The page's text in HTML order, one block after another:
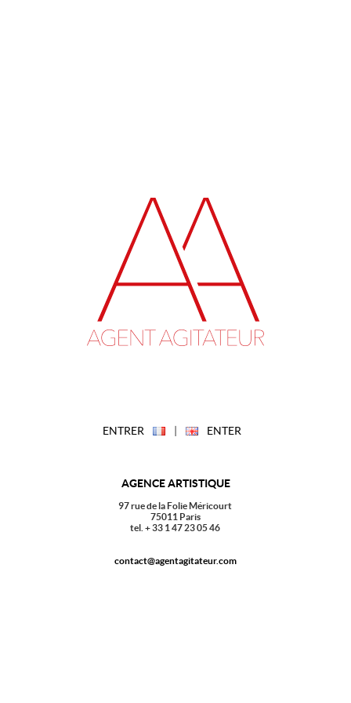
ENTRER ENTER
AGENCE ARTISTIQUE
97 rue de la Folie Méricourt
75011 Paris
tel. + 33 1 47 23 05 46
contact@agentagitateur.com